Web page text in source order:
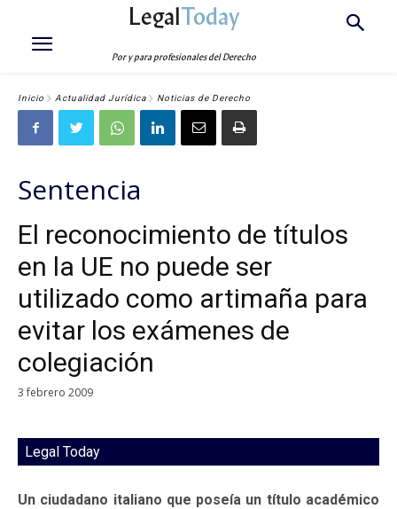
LegalToday
Por y para profesionales del Derecho
Inicio Actualidad Jurídica Noticias de Derecho
Sentencia
El reconocimiento de títulos
en la UE no puede ser
utilizado como artimaña para
evitar los exámenes de
colegiación
3 febrero 2009
Legal Today
Un ciudadano italiano que poseía un título académico